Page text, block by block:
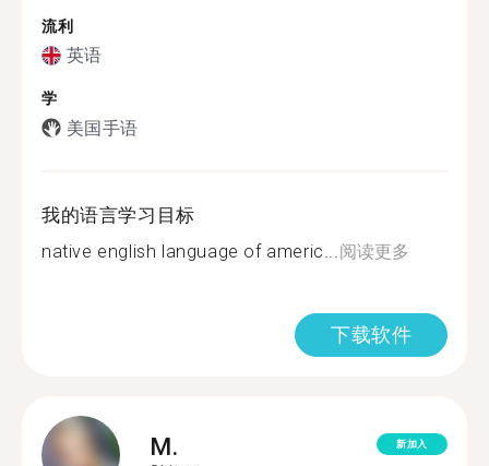
流利
英语
学
美国手语
我的语言学习目标
native english language of americ... 阅读更多
下载软件
M. 新加入